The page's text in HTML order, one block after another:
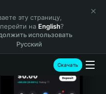
эту страницу,
на English?
использовать
Русский
Скачать